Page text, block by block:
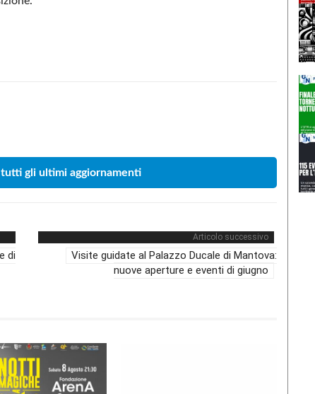
gli ultimi aggiornamenti
di
Articolo successivo
Visite guidate al Palazzo Ducale di Mantova:
nuove aperture e eventi di giugno